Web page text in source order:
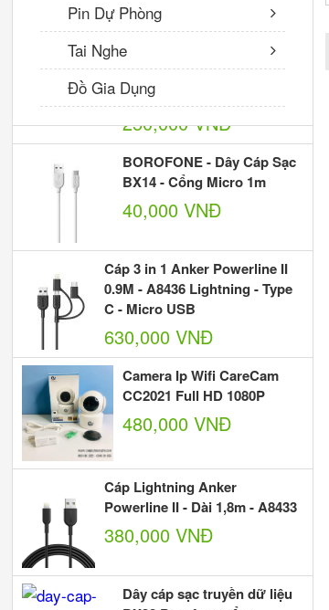
Pin Dự Phòng
Tai Nghe
Đồ Gia Dụng
Cóc Sạc Nhanh BN4 PD3.0
20W Borofone - 1 Cổng Sạc
USB, 1 Cổng Sạc Type-C
chuẩn US
250,000 VNĐ
BOROFONE - Dây Cáp Sạc
BX14 - Cổng Micro 1m
40,000 VNĐ
Cáp 3 in 1 Anker Powerline II
0.9M - A8436 Lightning - Type
C - Micro USB
630,000 VNĐ
Camera Ip Wifi CareCam
CC2021 Full HD 1080P
480,000 VNĐ
Cáp Lightning Anker
Powerline II - Dài 1,8m - A8433
380,000 VNĐ
Dây cáp sạc truyền dữ liệu